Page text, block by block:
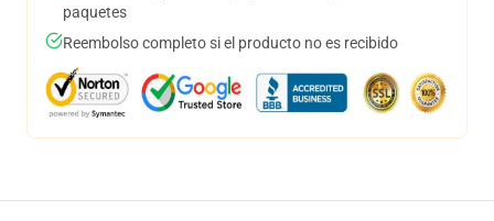
paquetes
Reembolso completo si el producto no es recibido